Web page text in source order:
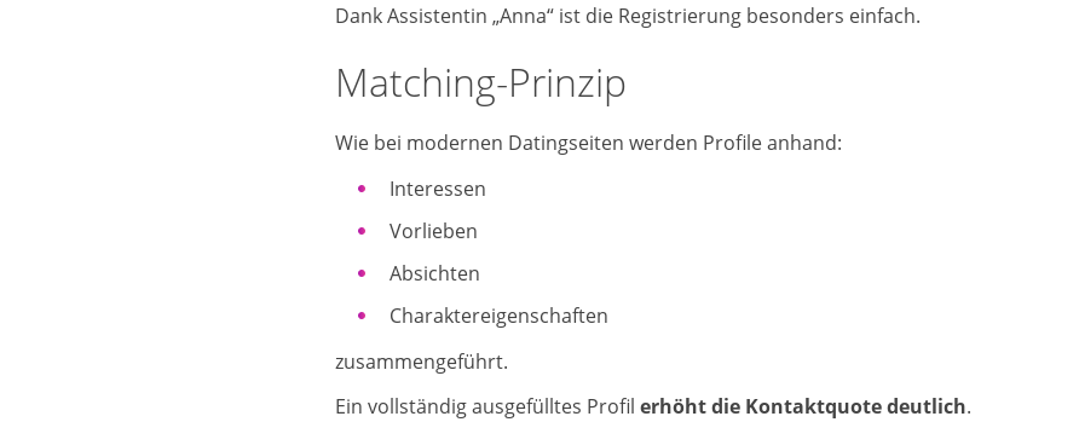
Dank Assistentin „Anna“ ist die Registrierung besonders einfach.
Matching-Prinzip
Wie bei modernen Datingseiten werden Profile anhand:
Interessen
Vorlieben
Absichten
Charaktereigenschaften
zusammengeführt.
Ein vollständig ausgefülltes Profil erhöht die Kontaktquote deutlich.